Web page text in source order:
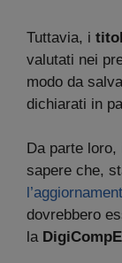
Tuttavia, i
valutati nei
modo da
dichiarati in
Da parte
sapere che,
dovrebbero
la